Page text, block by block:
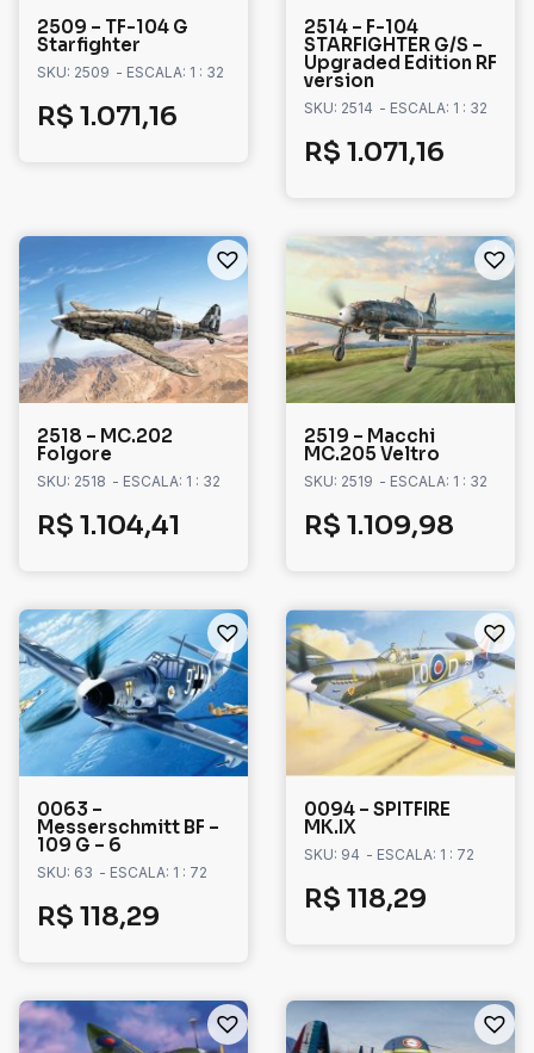
2509 – TF-104 G
Starfighter
SKU: 2509 - ESCALA: 1 : 32
R$ 1.071,16
2514 – F-104
STARFIGHTER G/S –
Upgraded Edition RF
version
SKU: 2514 - ESCALA: 1 : 32
R$ 1.071,16
2518 – MC.202
Folgore
SKU: 2518 - ESCALA: 1 : 32
R$ 1.104,41
2519 – Macchi
MC.205 Veltro
SKU: 2519 - ESCALA: 1 : 32
R$ 1.109,98
0063 –
Messerschmitt BF –
109 G – 6
SKU: 63 - ESCALA: 1 : 72
R$ 118,29
0094 – SPITFIRE
MK.IX
SKU: 94 - ESCALA: 1 : 72
R$ 118,29